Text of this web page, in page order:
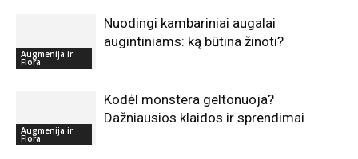
Augmenija ir
Flora
Nuodingi kambariniai augalai
augintiniams: ką būtina žinoti?
Augmenija ir
Flora
Kodėl monstera geltonuoja?
Dažniausios klaidos ir sprendimai